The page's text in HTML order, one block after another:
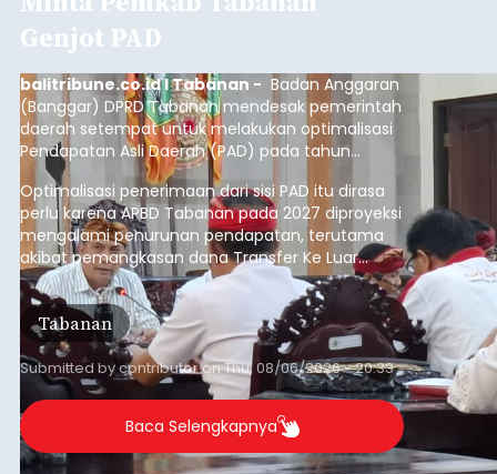
Genjot PAD
balitribune.co.id I Tabanan - Badan Anggaran
(Banggar) DPRD Tabanan mendesak pemerintah
daerah setempat untuk melakukan optimalisasi
Pendapatan Asli Daerah (PAD) pada tahun
anggaran 2027.
Optimalisasi penerimaan dari sisi PAD itu dirasa
perlu karena APBD Tabanan pada 2027 diproyeksi
mengalami penurunan pendapatan, terutama
akibat pemangkasan dana Transfer Ke Luar
Daerah (TKD) dari pemerintah pusat.
Tabanan
Submitted bycontributoronThu, 08/06/2026 - 20:33
Baca Selengkapnya